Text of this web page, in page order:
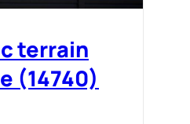
terrain
(14740)